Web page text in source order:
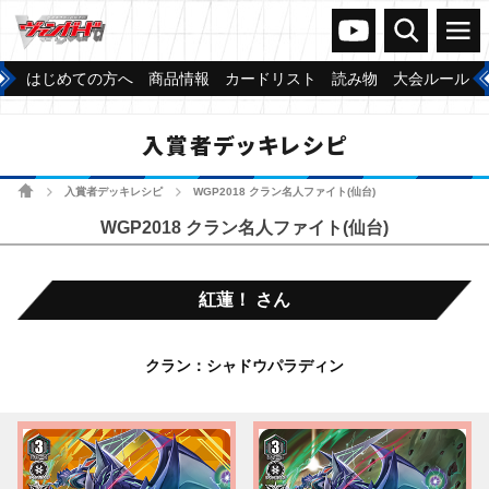
ヴァンガードch
検索 メニュー
はじめての方へ 商品情報 カードリスト 読み物 大会ルール
入賞者デッキレシピ
ホーム 入賞者デッキレシピ WGP2018 クラン名人ファイト(仙台)
WGP2018 クラン名人ファイト(仙台)
紅蓮！ さん
クラン：シャドウパラディン